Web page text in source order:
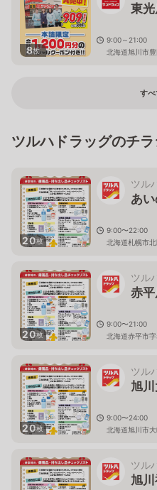
8枚
東
9:00～21:00
北海道旭川市
すべ
ツルハドラッグのチ
20枚
ツル
あ
9:00〜22:00
北海道札幌市
20枚
ツル
赤
9:00〜21:00
北海道赤平市
20枚
ツル
旭
9:00〜24:00
北海道旭川市
ツル
旭